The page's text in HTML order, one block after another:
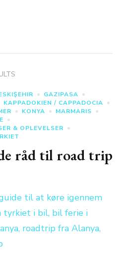
GAZIPASA
KAPPADOKIEN / CAPPADOCIA
KONYA
MARMARIS
& OPLEVELSER
råd til road trip